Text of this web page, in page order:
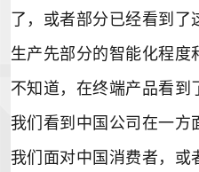
了，或者部分已经看到
生产先部分的智能化程度
不知道，在终端产品看到
我们看到中国公司在一方
我们面对中国消费者，或